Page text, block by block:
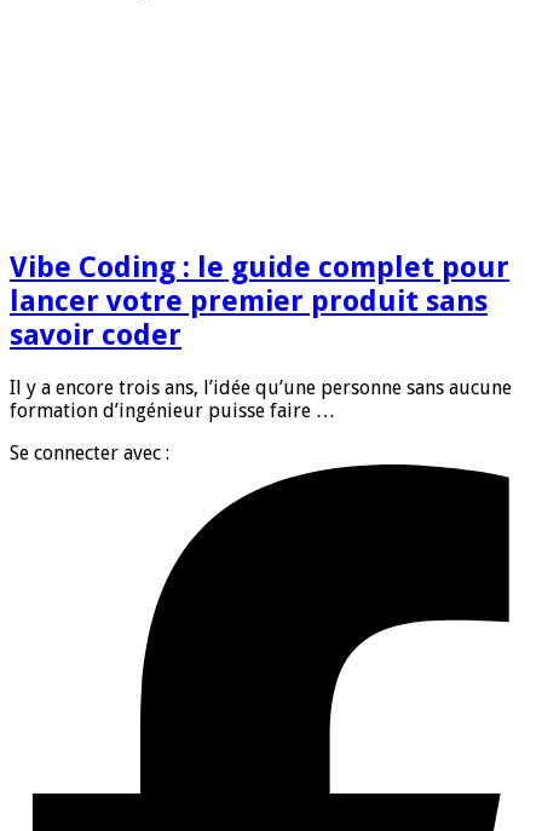
Vibe Coding : le guide complet pour
lancer votre premier produit sans
savoir coder
Il y a encore trois ans, l’idée qu’une personne sans aucune
formation d’ingénieur puisse faire …
Se connecter avec :